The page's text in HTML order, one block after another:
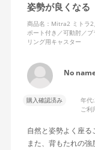
姿勢が良くなる
商品名：Mitra2 ミトラ2
ポート付き／可動肘／
リング用キャスター
No
購入確認済み 年代:
ご利
自然と姿勢よく座る
また、背もたれの強